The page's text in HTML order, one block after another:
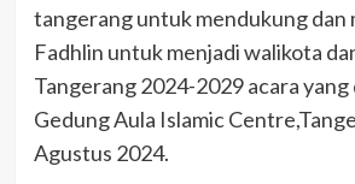
tangerang untuk mendukung dan
Fadhlin untuk menjadi walikota
Tangerang 2024-2029 acara yang
Gedung Aula Islamic
Agustus 2024.